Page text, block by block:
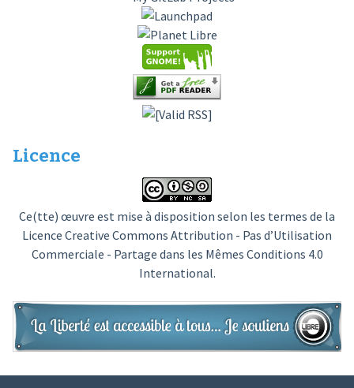
Licence
Ce(tte) œuvre est mise à disposition selon les termes de la
Licence Creative Commons Attribution - Pas d’Utilisation
Commerciale - Partage dans les Mêmes Conditions 4.0
International.